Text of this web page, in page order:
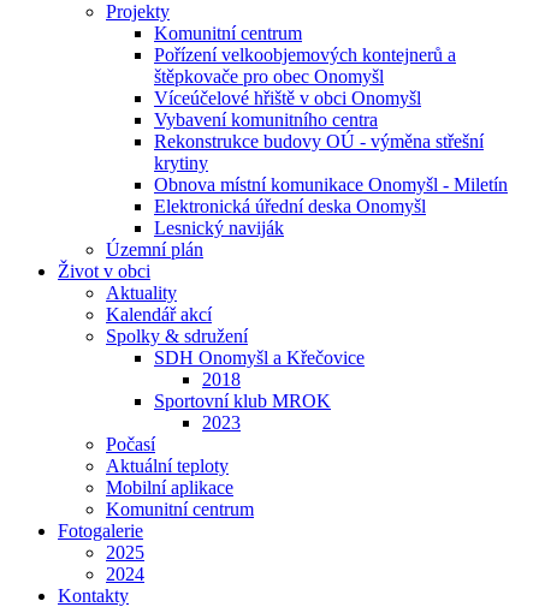
Projekty
Komunitní centrum
Pořízení velkoobjemových kontejnerů a
štěpkovače pro obec Onomyšl
Víceúčelové hřiště v obci Onomyšl
Vybavení komunitního centra
Rekonstrukce budovy OÚ - výměna střešní
krytiny
Obnova místní komunikace Onomyšl - Miletín
Elektronická úřední deska Onomyšl
Lesnický naviják
Územní plán
Život v obci
Aktuality
Kalendář akcí
Spolky & sdružení
SDH Onomyšl a Křečovice
2018
Sportovní klub MROK
2023
Počasí
Aktuální teploty
Mobilní aplikace
Komunitní centrum
Fotogalerie
2025
2024
Kontakty